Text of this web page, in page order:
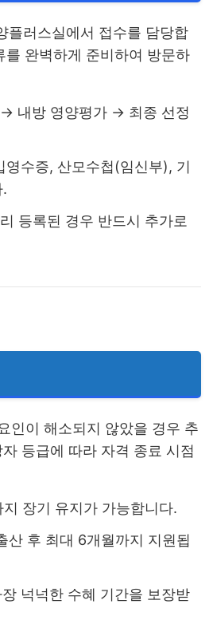
플러스실에서 접수를 담당합
완벽하게 준비하여 방문하
내방 영양평가 → 최종 선정
수증, 산모수첩(임신부), 기
등록된 경우 반드시 추가로
인이 해소되지 않았을 경우 추
등급에 따라 자격 종료 시점
장기 유지가 가능합니다.
산 후 최대 6개월까지 지원됩
넉넉한 수혜 기간을 보장받